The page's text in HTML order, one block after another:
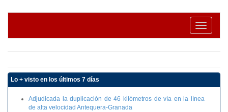
Toggle
Lo + visto en los últimos 7 días
Adjudicada la duplicación de 46 kilómetros de vía en la línea
de alta velocidad Antequera-Granada